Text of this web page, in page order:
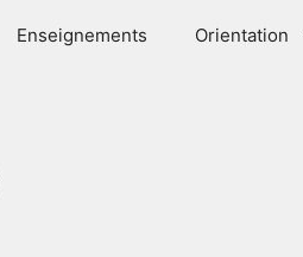
Enseignements Orientation